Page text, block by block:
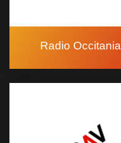
Radio Occitania